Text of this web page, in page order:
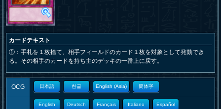
カードテキスト
①：手札を１枚捨て、相手フィールドのカード１枚を対象として発動でき
る。その相手のカードを持ち主のデッキの一番上に戻す。
OCG 日本語 한글 English (Asia) 簡体字
English Deutsch Français Italiano Español